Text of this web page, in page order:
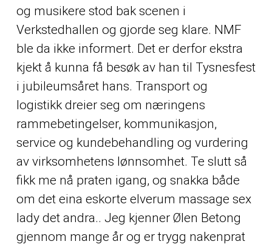
og musikere stod bak scenen i
Verkstedhallen og gjorde seg klare. NMF
ble da ikke informert. Det er derfor ekstra
kjekt å kunna få besøk av han til Tysnesfest
i jubileumsåret hans. Transport og
logistikk dreier seg om næringens
rammebetingelser, kommunikasjon,
service og kundebehandling og vurdering
av virksomhetens lønnsomhet. Te slutt så
fikk me nå praten igang, og snakka både
om det eina eskorte elverum massage sex
lady det andra.. Jeg kjenner Ølen Betong
gjennom mange år og er trygg nakenprat